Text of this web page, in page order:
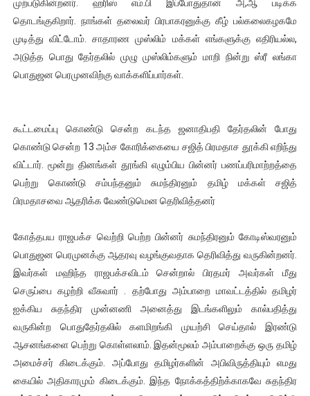
முற்படுகின்றனர். ஹரிஸ் எம்.பி இப்போதுதான் அ,ஆ படிக்க
தொடங்குகிறார். நாங்கள் தலைவர் பிரபாகரனுக்கு கீழ் பல்கலைகழகமே
முடித்து விட்டோம். சாதாரண முஸ்லிம் மக்கள் எங்களுக்கு எதிரியல்ல,
அடுத்த பொது தேர்தலில் முழு முஸ்லிம்களும் மாறி நின்று ஸ்ரீ லங்கா
பொதுஜன பெரமுனவிற்கு வாக்களிப்பார்கள்.
கூட்டமைப்பு கொண்டு சென்ற கடந்த ஜனாதிபதி தேர்தலின் போது
கொண்டு சென்ற 13 அம்ச கோரிக்கையை சஜித் பிரமதாச தூக்கி எறிந்து
விட்டார். மூன்று தினங்கள் தூங்கி எழும்பிய பின்னர் பணப்பரிமாற்றத்தை
பெற்று கொண்டு சம்பந்தனும் சுமந்திரனும் தமிழ் மக்கள் சஜித்
பிரமதாசவை ஆதரிக்க வேண்டுமென தெரிவித்தனர்
கோத்தபய ராஜபக்ச வெற்றி பெற்ற பின்னர் சுமந்திரனும் கோடிஸ்வரனும்
பொதுஜன பெரமுனக்கு ஆதரவு வழங்குவதாக தெரிவித்து வருகின்றனர்.
இவர்கள் மஹிந்த ராஜபக்சவிடம் சென்றால் பிரதமர் அவர்கள் மீது
செருப்பை கழற்றி வீசுவார் . தற்போது அம்பாறை மாவட்டத்தில் தமிழர்
ஐக்கிய சுதந்திர முன்னணி அனைத்து இடங்களிலும் கால்பதித்து
வருகின்ற பொதுதேர்தலில் களமிறங்கி முயற்சி செய்தால் இரண்டு
ஆசனங்களை பெற்று கொள்ளலாம். இதன்மூலம் அம்பாறைக்கு ஒரு தமிழ்
அமைச்சர் கிடைக்கும். அப்போது தமிழர்களின் அபிவிருத்தியும் எமது
கையில் அதிகாரமும் கிடைக்கும். இந்த நோக்கத்திற்க்காகவே சுதந்திர